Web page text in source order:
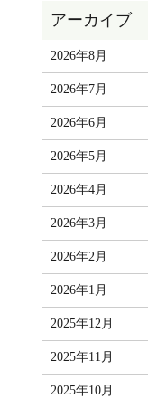
2026年8月
2026年7月
2026年6月
2026年5月
2026年4月
2026年3月
2026年2月
2026年1月
2025年12月
2025年11月
2025年10月